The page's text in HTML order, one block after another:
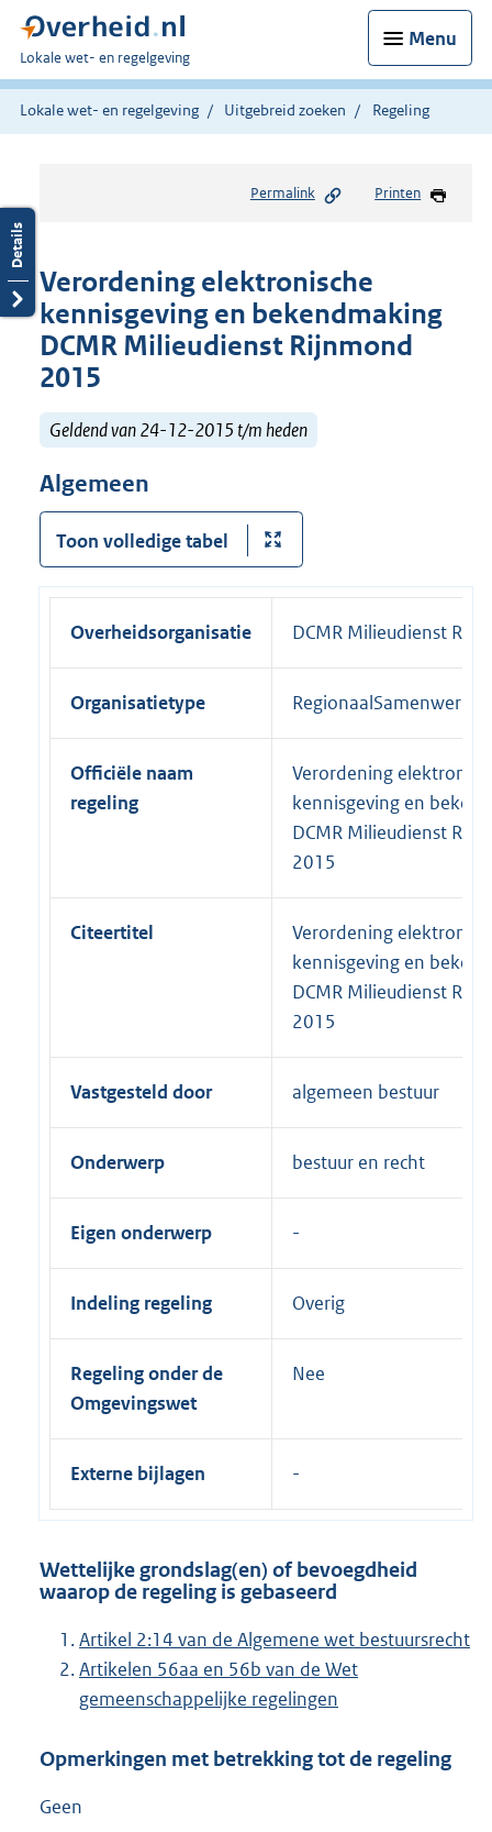
Menu
U
bent
hier:
Lokale wet- en regelgeving
Lokale wet- en regelgeving Uitgebreid zoeken Regeling
Permalink Printen
Verordening elektronische
kennisgeving en bekendmaking
DCMR Milieudienst Rijnmond
2015
Geldend van 24-12-2015 t/m heden
Algemeen
Toon volledige tabel
Overheidsorganisatie DCMR Milieudienst
Organisatietype
Officiële naam
regeling
Verordening
kennisgeving en
DCMR Milieudienst
2015
Citeertitel
Verordening
kennisgeving en
DCMR Milieudienst
2015
Vastgesteld door algemeen bestuur
Onderwerp bestuur en recht
Eigen onderwerp
Indeling regeling Overig
Regeling onder de
Omgevingswet
Nee
Externe bijlagen
Wettelijke grondslag(en) of bevoegdheid
waarop de regeling is gebaseerd
Artikel 2:14 van de Algemene wet bestuursrecht
Artikelen 56aa en 56b van de Wet
gemeenschappelijke regelingen
Opmerkingen met betrekking tot de regeling
Geen